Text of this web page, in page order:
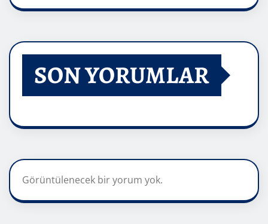
SON YORUMLAR
Görüntülenecek bir yorum yok.